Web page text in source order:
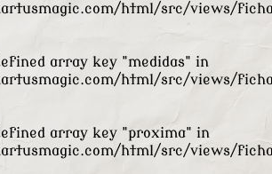
html/src/views/
array key "medidas" in
html/src/views/
array key "proxima" in
html/src/views/